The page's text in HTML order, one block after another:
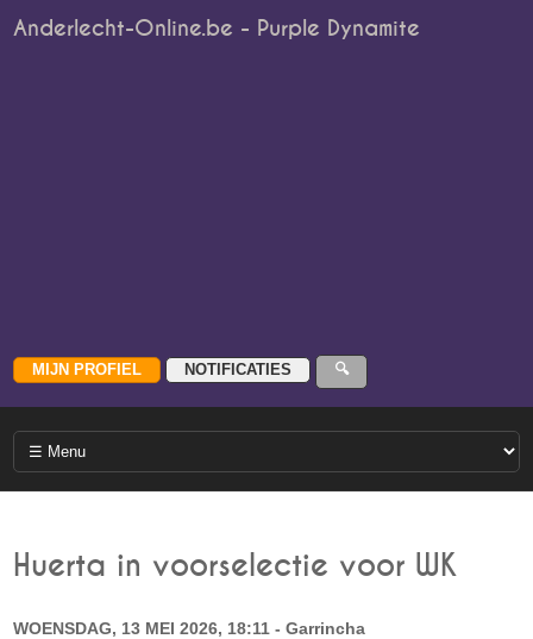
Anderlecht-Online.be - Purple Dynamite
Huerta in voorselectie voor WK
WOENSDAG, 13 MEI 2026, 18:11 - Garrincha